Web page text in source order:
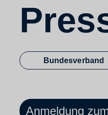
Bundesverband
Anmeldung